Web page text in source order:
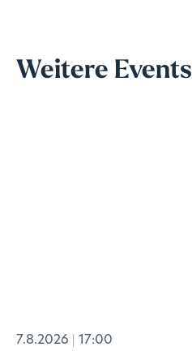
Weitere Events
7.8.2026 17:00